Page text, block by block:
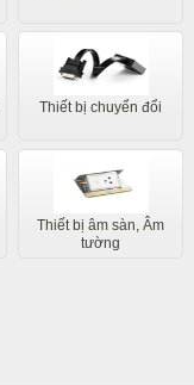
Thiết bị chuyển đổi
Thiết bị âm sàn, Âm
tường